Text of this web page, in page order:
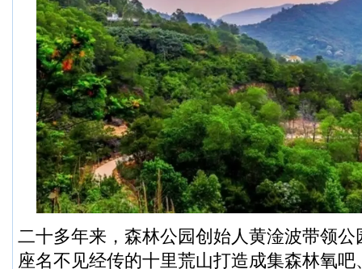
二十多年来，森林公园创始人黄淦波带领
座名不见经传的十里荒山打造成集森林氧